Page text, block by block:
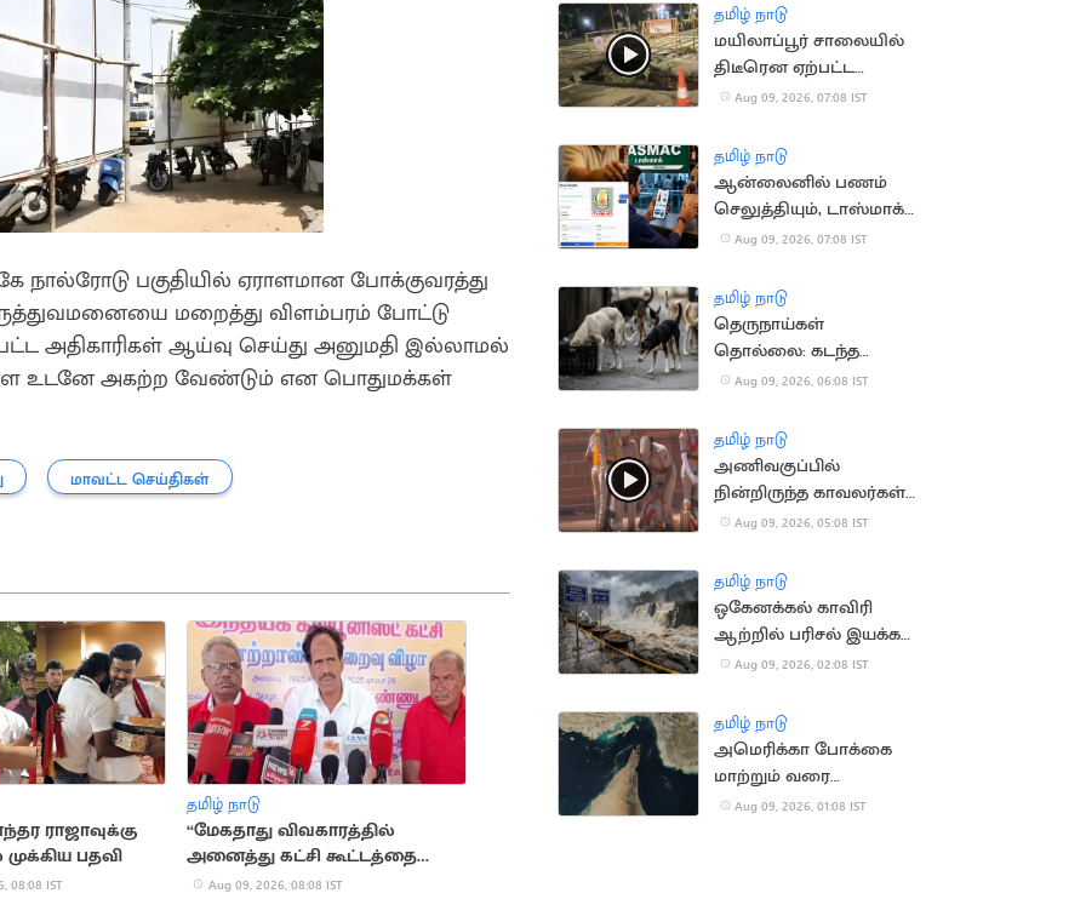
நால்ரோடு பகுதியில் ஏராளமான போக்குவரத்து
மறைத்து விளம்பரம் போட்டு
அதிகாரிகள் ஆய்வு செய்து அனுமதி இல்லாமல்
உடனே அகற்ற வேண்டும் என பொதுமக்கள்
மாவட்ட செய்திகள்
ராஜாவுக்கு
பதவி
08:08 IST
தமிழ் நாடு
“மேகதாது விவகாரத்தில்
அனைத்து கட்சி கூட்டத்தை
கூட்டுக”.. மு.வீரபாண்டியன்
Aug 09, 2026, 08:08 IST
தமிழ் நாடு
மயிலாப்பூர் சாலையில்
திடீரென ஏற்பட்ட
பள்ளத்தால் வாகன
Aug 09, 2026, 07:08 IST
தமிழ் நாடு
ஆன்லைனில் பணம்
செலுத்தியும், டாஸ்மாக்
கடையில் மதுபாட்டில் தர
Aug 09, 2026, 07:08 IST
தமிழ் நாடு
தெருநாய்கள்
தொல்லை: கடந்த
ஓராண்டில் 32
மேற்பட்ட புகார்கள்
Aug 09, 2026, 06:08 IST
தமிழ் நாடு
அணிவகுப்பில்
நின்றிருந்த காவலர்கள்
அடுத்தடுத்து மயங்கி
Aug 09, 2026, 05:08 IST
தமிழ் நாடு
ஒகேனக்கல் காவிரி
ஆற்றில் பரிசல் இயக்க
அனுமதி
Aug 09, 2026, 02:08 IST
தமிழ் நாடு
அமெரிக்கா போக்கை
மாற்றும் வரை
ஹார்முஸ் நீரிணை
Aug 09, 2026, 01:08 IST